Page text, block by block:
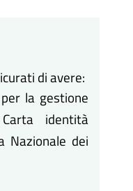
di avere:
la gestione
identità
Nazionale dei